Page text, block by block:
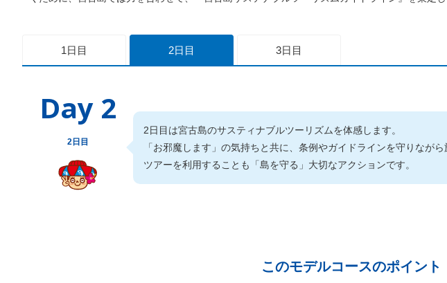
1日目 2日目 3日目
Day 2
2日目
2日目は宮古島のサスティナブルツーリズムを体感します。
「お邪魔します」の気持ちと共に、条例やガイドラインを守りなが
ツアーを利用することも「島を守る」大切なアクションです。
このモデルコースのポイント